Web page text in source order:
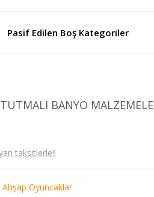
Pasif Edilen Boş Kategoriler
BANYO
taksitlerle!!
Ahşap Oyuncaklar